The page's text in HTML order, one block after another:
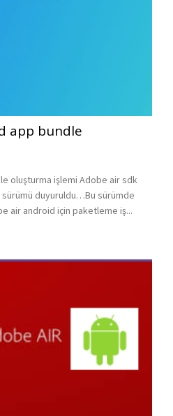
app bundle
oluşturma işlemi Adobe air sdk
sürümü duyuruldu…Bu sürümde
air android için paketleme iş...